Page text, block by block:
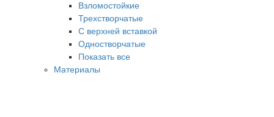
Взломостойкие
Трехстворчатые
С верхней вставкой
Одностворчатые
Показать все
Материалы